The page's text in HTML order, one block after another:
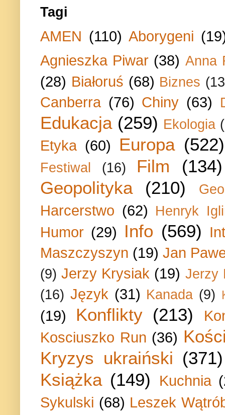
Tagi
AMEN (110) Aborygeni
Agnieszka Piwar (38) Anna
(28) Białoruś (68) Biznes
Canberra (76) Chiny (63)
Edukacja (259) Ekologia
Etyka (60) Europa (522)
Festiwal (16) Film
(134)
Geopolityka
(210)
Harcerstwo (62) Henryk
Humor (29) Info (569)
Maszczyszyn (19) Jan
(9) Jerzy Krysiak (19) Jerzy
(16) Język (31) Kanada (9)
(19) Konflikty (213)
Kosciuszko Run (36)
Kryzys ukraiński (371)
Książka (149) Kuchnia
Sykulski (68) Leszek